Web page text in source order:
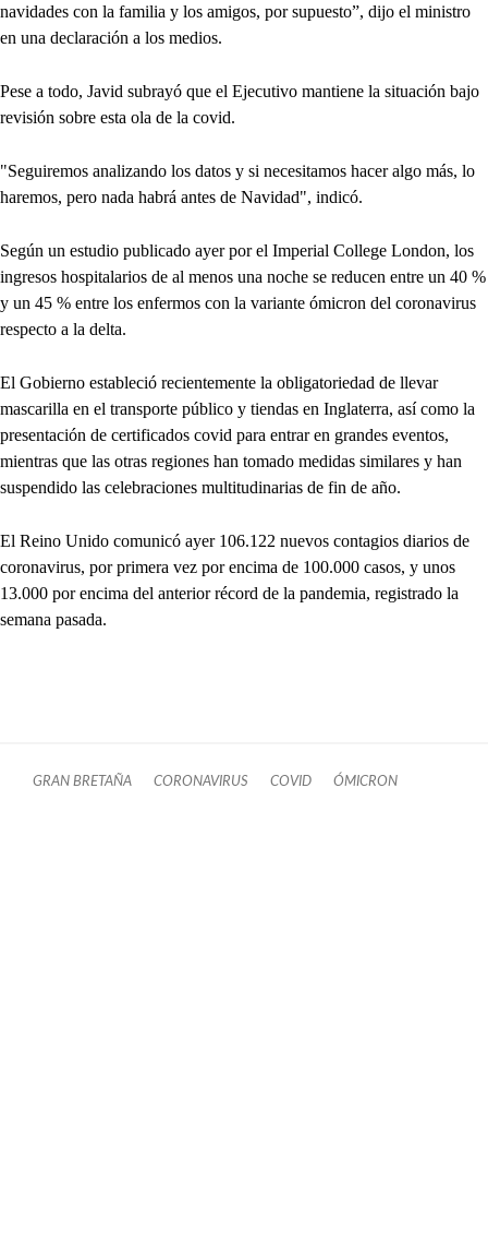
navidades con la familia y los amigos, por supuesto”, dijo el ministro
en una declaración a los medios.
Pese a todo, Javid subrayó que el Ejecutivo mantiene la situación bajo
revisión sobre esta ola de la covid.
"Seguiremos analizando los datos y si necesitamos hacer algo más, lo
haremos, pero nada habrá antes de Navidad", indicó.
Según un estudio publicado ayer por el Imperial College London, los
ingresos hospitalarios de al menos una noche se reducen entre un 40 %
y un 45 % entre los enfermos con la variante ómicron del coronavirus
respecto a la delta.
El Gobierno estableció recientemente la obligatoriedad de llevar
mascarilla en el transporte público y tiendas en Inglaterra, así como la
presentación de certificados covid para entrar en grandes eventos,
mientras que las otras regiones han tomado medidas similares y han
suspendido las celebraciones multitudinarias de fin de año.
El Reino Unido comunicó ayer 106.122 nuevos contagios diarios de
coronavirus, por primera vez por encima de 100.000 casos, y unos
13.000 por encima del anterior récord de la pandemia, registrado la
semana pasada.
GRAN BRETAÑA CORONAVIRUS COVID ÓMICRON